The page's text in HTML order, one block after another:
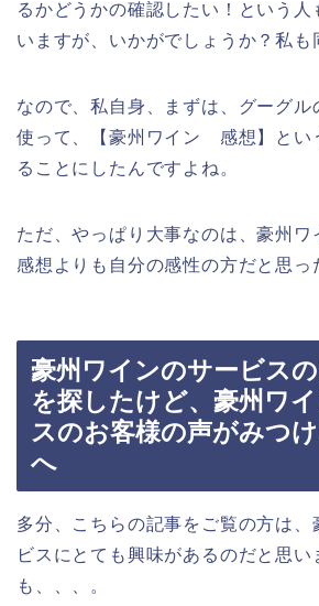
るかどうかの確認したい！という人
いますが、いかがでしょうか？私も
なので、私自身、まずは、グーグル
使って、【豪州ワイン 感想】とい
ることにしたんですよね。
ただ、やっぱり大事なのは、豪州ワ
感想よりも自分の感性の方だと思っ
豪州ワインのサービス
を探したけど、豪州ワ
スのお客様の声がみつ
へ
多分、こちらの記事をご覧の方は、
ビスにとても興味があるのだと思い
も、、、。